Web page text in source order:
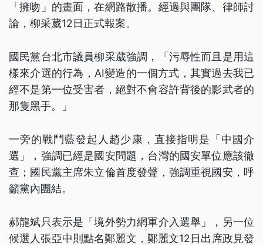
「擁吻」的畫面，在網路散播。經過與團隊、律師討
論，柳采葳12日正式報案。
國民黨台北市議員柳采葳強調，「污辱性而且是用這
樣來介選的行為，AI變造的一個方式，其實過去我已
經不是第一位受害者，絕對不會容許背後的影武者的
那隻黑手。」
一旁的戰鬥藍發起人趙少康，直接指明是「中國介
選」，強調已經是國安問題，台灣的國安單位應該徹
查；國民黨主席朱立倫首度發聲，強調重視國安，呼
籲黨內團結。
郝龍斌只表示是「境外勢力網軍介入選舉」，另一位
候選人張亞中則點名鄭麗文，鄭麗文12日出席政見發